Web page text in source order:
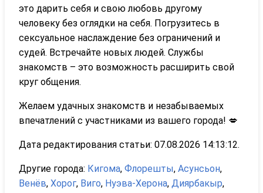
это дарить себя и свою любовь другому
человеку без оглядки на себя. Погрузитесь в
сексуальное наслаждение без ограничений и
судей. Встречайте новых людей. Службы
знакомств – это возможность расширить свой
круг общения.
Желаем удачных знакомств и незабываемых
впечатлений с участниками из вашего города! 💋
Дата редактирования статьи: 07.08.2026 14:13:12.
Другие города: Кигома, Флорешты, Асунсьон,
Венёв, Хорог, Виго, Нуэва-Херона, Диярбакыр,